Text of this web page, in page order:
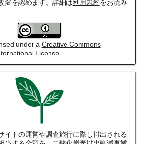
変を認めます。詳細は利用規約をお読み
under a Creative Commons
License.
イトの運営や調査旅行に際し排出される